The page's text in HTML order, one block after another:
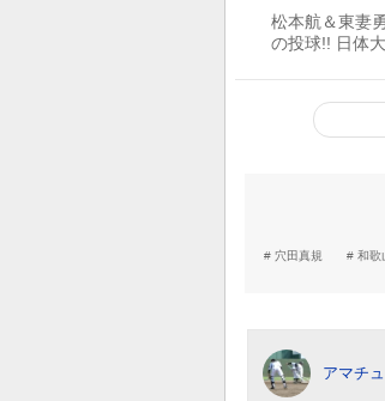
松本航＆東妻
の投球!! 日体
穴田真規 和歌
アマチ